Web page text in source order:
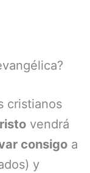
cristianos
vendrá
consigo a
y